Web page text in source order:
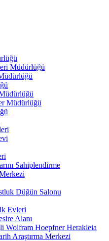
Müdürlüğü
Müdürlüğü
Sahiplendirme
Düğün Salonu
Evleri
Alanı
Wolfram Hoepfner Herakleia
Araştırma Merkezi